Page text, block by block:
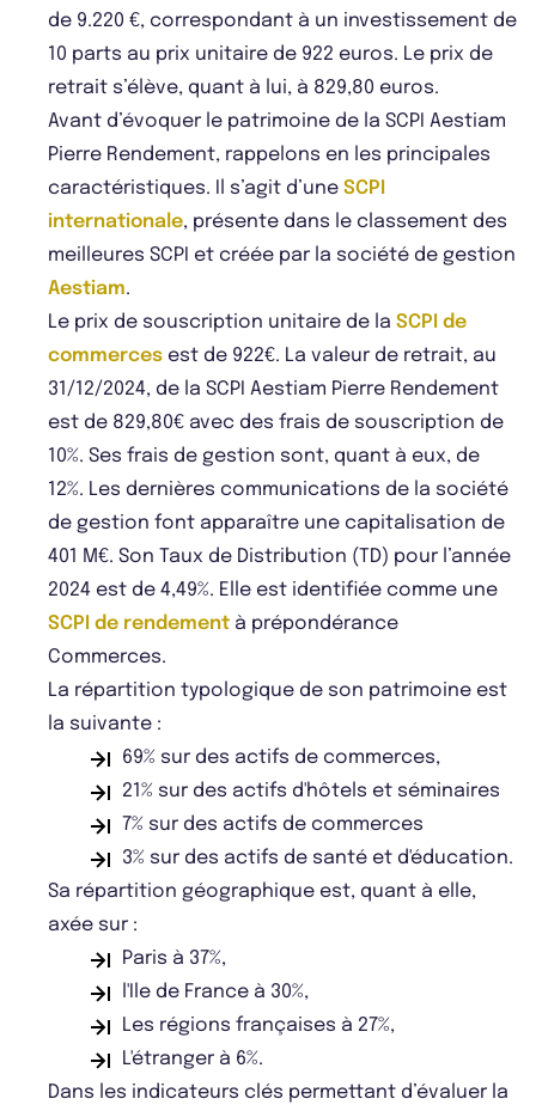
de 9.220 €, correspondant à un investissement de
10 parts au prix unitaire de 922 euros. Le prix de
retrait s’élève, quant à lui, à 829,80 euros.
Avant d’évoquer le patrimoine de la SCPI Aestiam
Pierre Rendement, rappelons en les principales
caractéristiques. Il s’agit d’une SCPI
internationale, présente dans le classement des
meilleures SCPI et créée par la société de gestion
Aestiam.
Le prix de souscription unitaire de la SCPI de
commerces est de 922€. La valeur de retrait, au
31/12/2024, de la SCPI Aestiam Pierre Rendement
est de 829,80€ avec des frais de souscription de
10%. Ses frais de gestion sont, quant à eux, de
12%. Les dernières communications de la société
de gestion font apparaître une capitalisation de
401 M€. Son Taux de Distribution (TD) pour l’année
2024 est de 4,49%. Elle est identifiée comme une
SCPI de rendement à prépondérance
Commerces.
La répartition typologique de son patrimoine est
la suivante :
69% sur des actifs de commerces,
21% sur des actifs d'hôtels et séminaires
7% sur des actifs de commerces
3% sur des actifs de santé et d'éducation.
Sa répartition géographique est, quant à elle,
axée sur :
Paris à 37%,
l'Ile de France à 30%,
Les régions françaises à 27%,
L'étranger à 6%.
Dans les indicateurs clés permettant d’évaluer la